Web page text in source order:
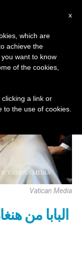
Vatican Media
البابا من
x
which are
achieve the
want to know
of the cookies,
a link or
the use of cookies.